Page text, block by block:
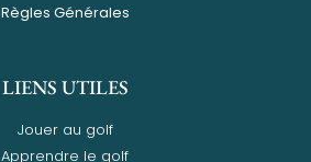
Règles Générales
LIENS UTILES
Jouer au golf
Apprendre le golf